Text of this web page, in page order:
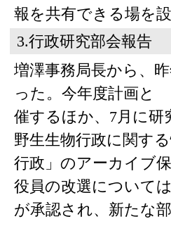
報を共有できる場を
3.行政研究部会報告
増澤事務局長から、
った。今年度計画と
催するほか、7月に研
野生生物行政に関す
行政」のアーカイブ
役員の改選について
が承認され、新たな